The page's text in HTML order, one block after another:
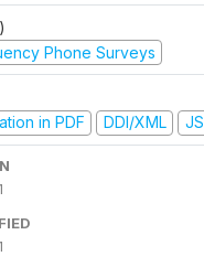
Phone Surveys
in PDF
DDI/XML